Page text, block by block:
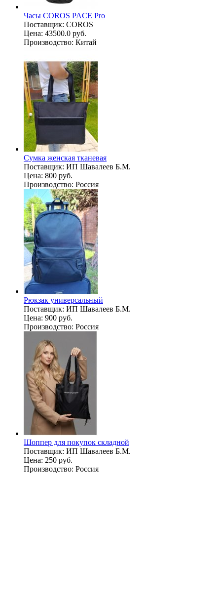
Часы COROS PACE Pro
Поставщик: COROS
Цена: 43500.0 руб.
Производство: Китай
Сумка женская тканевая
Поставщик: ИП Шавалеев Б.М.
Цена: 800 руб.
Производство: Россия
Рюкзак универсальный
Поставщик: ИП Шавалеев Б.М.
Цена: 900 руб.
Производство: Россия
Шоппер для покупок складной
Поставщик: ИП Шавалеев Б.М.
Цена: 250 руб.
Производство: Россия